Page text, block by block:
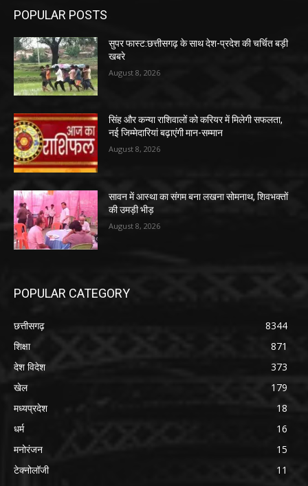
POPULAR POSTS
सुपर फास्ट:छत्तीसगढ़ के साथ देश-प्रदेश की चर्चित बड़ी
खबरे
August 8, 2026
सिंह और कन्या राशिवालों को करियर में मिलेगी सफलता,
नई जिम्मेदारियां बढ़ाएंगी मान-सम्मान
August 8, 2026
सावन में आस्था का संगम बना लखना सोमनाथ, शिवभक्तों
की उमड़ी भीड़
August 8, 2026
POPULAR CATEGORY
छत्तीसगढ़
8344
शिक्षा
871
देश विदेश
373
खेल
179
मध्यप्रदेश
18
धर्म
16
मनोरंजन
15
टेक्नोलॉजी
11